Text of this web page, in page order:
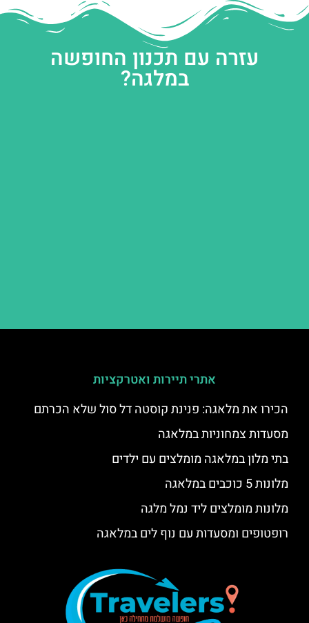
עזרה עם תכנון החופשה
במלגה?
אתרי תיירות ואטרקציות
הכירו את מלאגה: פנינת קוסטה דל סול שלא הכרתם
מסעדות צמחוניות במלאגה
בתי מלון במלאגה מומלצים עם ילדים
מלונות 5 כוכבים במלאגה
מלונות מומלצים ליד נמל מלגה
רופטופים ומסעדות עם נוף לים במלאגה